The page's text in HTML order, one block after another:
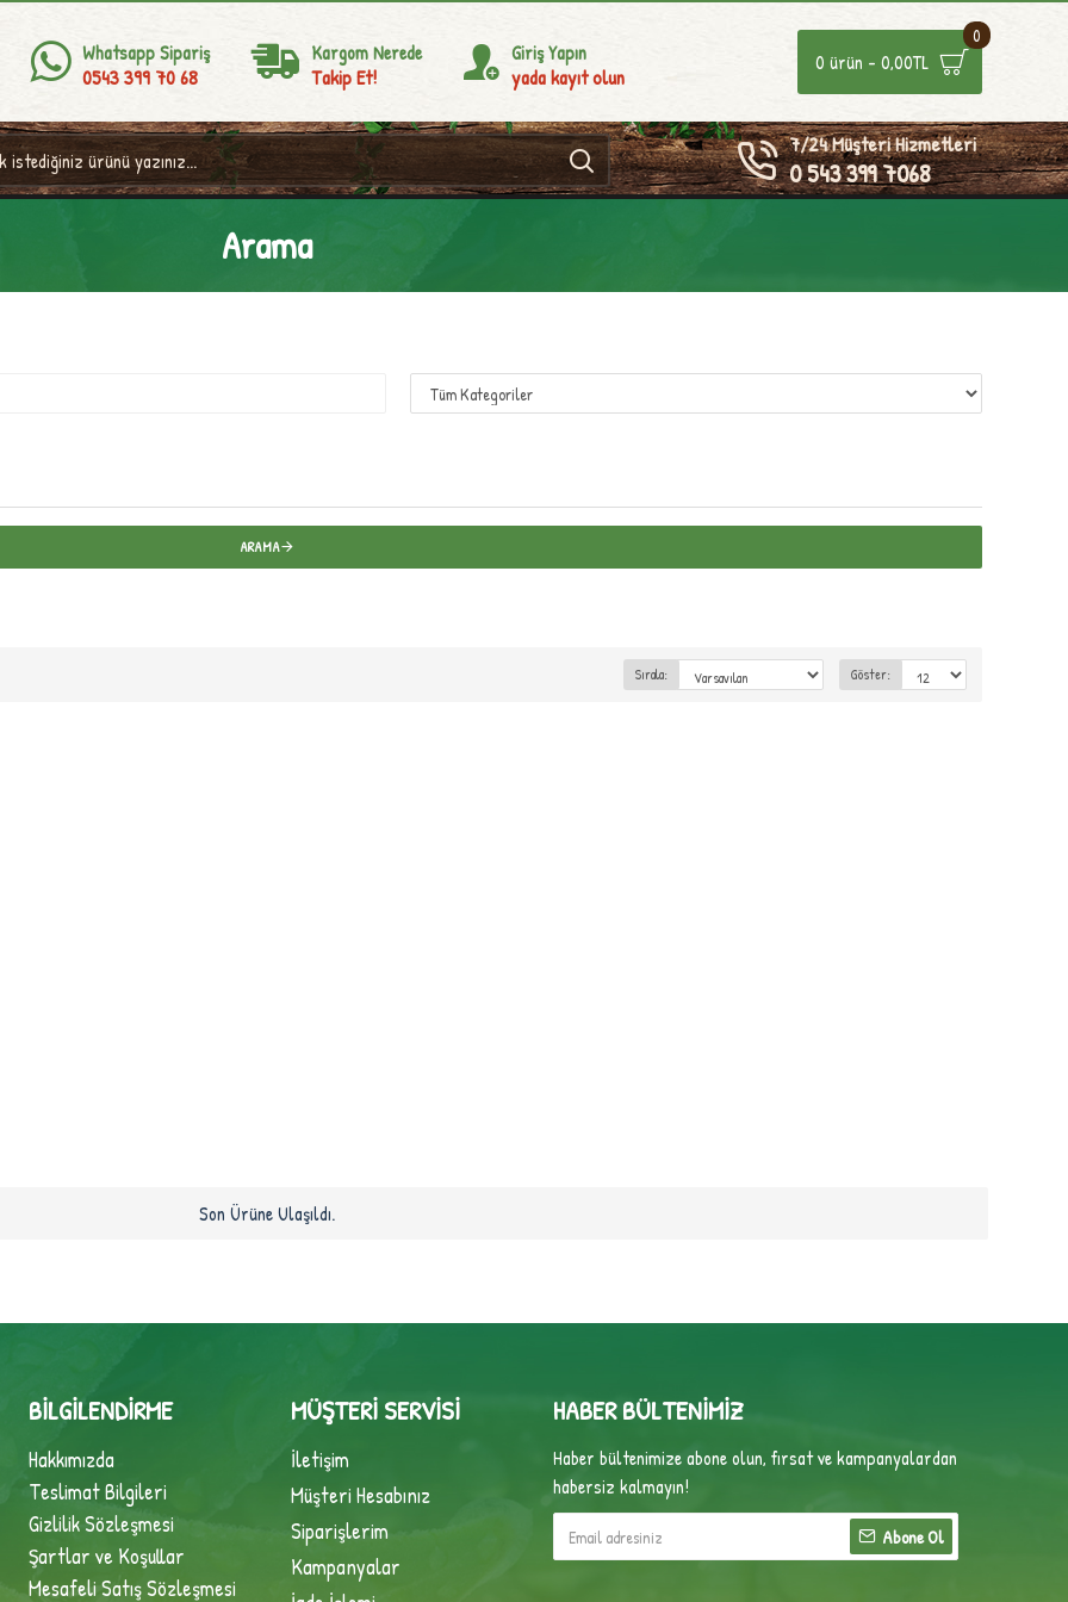
Whatsapp Sipariş
0543 399 70 68
Kargom Nerede
Takip Et!
Giriş Yapın
yada kayıt olun
0 ürün - 0,00TL
0
7/24 Müşteri Hizmetleri
0 543 399 7068
Arama
ARAMA
Sırala: Göster:
Son Ürüne Ulaşıldı.
BILGILENDIRME
Hakkımızda
Teslimat Bilgileri
Gizlilik Sözleşmesi
Şartlar ve Koşullar
Mesafeli Satış Sözleşmesi
MÜŞTERI SERVISI
İletişim
Müşteri Hesabınız
Siparişlerim
Kampanyalar
HABER BÜLTENIMIZ
Haber bültenimize abone olun, fırsat ve kampanyalardan
habersiz kalmayın!
Abone Ol